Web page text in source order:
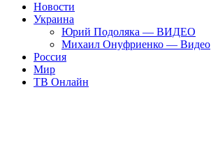
Новости
Украина
Юрий Подоляка — ВИДЕО
Михаил Онуфриенко — Видео
Россия
Мир
ТВ Онлайн